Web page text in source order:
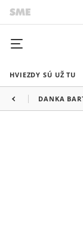
HVIEZDY SÚ UŽ TU
DANKA